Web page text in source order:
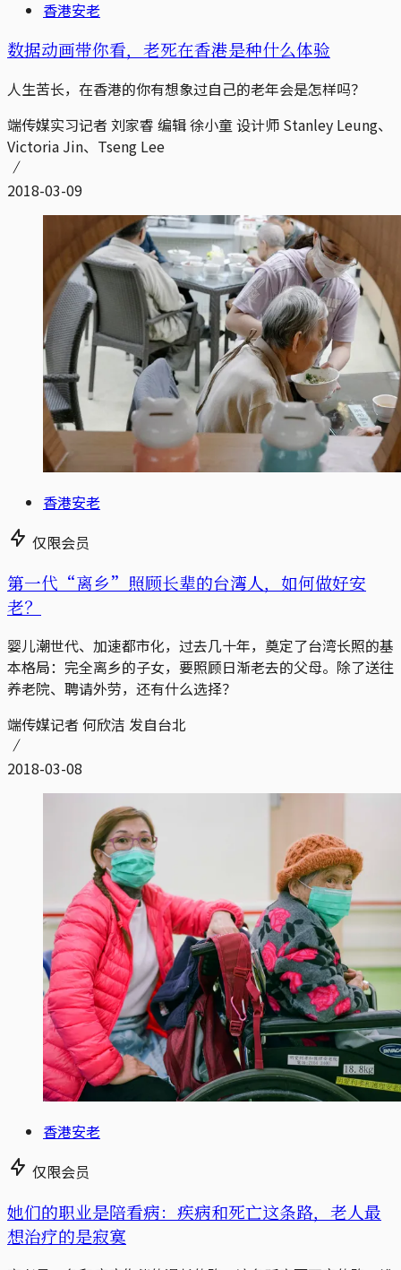
香港安老
数据动画带你看，老死在香港是种什么体验
人生苦长，在香港的你有想象过自己的老年会是怎样吗？
端传媒实习记者 刘家睿 编辑 徐小童 设计师 Stanley Leung、
Victoria Jin、Tseng Lee
2018-03-09
香港安老
仅限会员
第一代“离乡”照顾长辈的台湾人，如何做好安
老？
婴儿潮世代、加速都市化，过去几十年，奠定了台湾长照的基
本格局：完全离乡的子女，要照顾日渐老去的父母。除了送往
养老院、聘请外劳，还有什么选择？
端传媒记者 何欣洁 发自台北
2018-03-08
香港安老
仅限会员
她们的职业是陪看病：疾病和死亡这条路，老人最
想治疗的是寂寞